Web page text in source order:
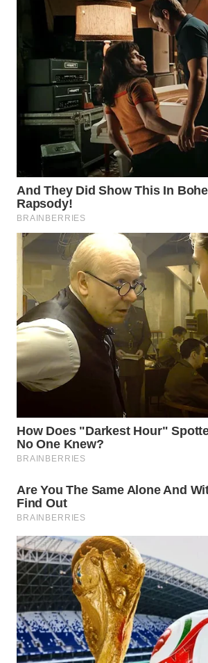
WN
DEPOK
WN
TAPANULI
UTARA
WN
SAMOSIR
PADANG
WN
SUMEDANG
WN
CIANJUR
WN
KEPULAUAN
SERIBU
TANGERANG
WN
BINJAI
WN
CIREBON
WN
INDRAMAYU